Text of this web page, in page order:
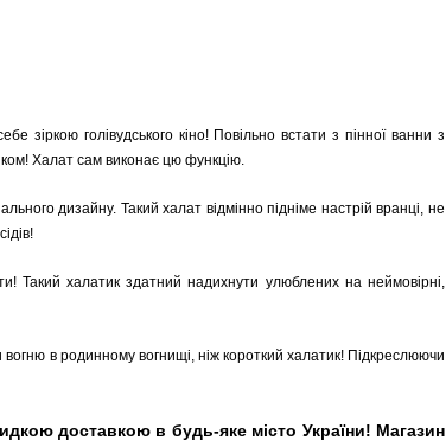
зіркою голівудського кіно! Повільно встати з пінної ванни з
Халат сам виконає цю функцію.
дизайну. Такий халат відмінно підніме настрій вранці, не
Такий халатик здатний надихнути улюблених на неймовірні,
в родинному вогнищі, ніж короткий халатик! Підкреслюючи
доставкою в будь-яке місто України! Магазин